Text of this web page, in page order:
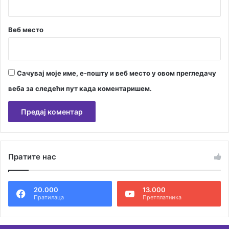
Веб место
Сачувај моје име, е-пошту и веб место у овом прегледачу
веба за следећи пут када коментаришем.
т
н
Пратите нас
20.000
Пратилаца
13.000
Претплатника